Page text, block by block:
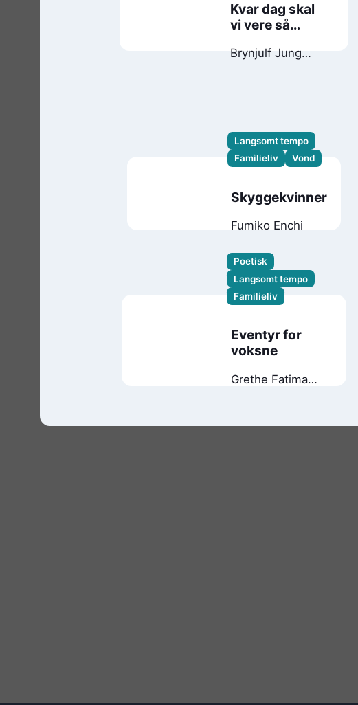
Kvar dag skal
vi vere så
Brynjulf Jung
Langsomt tempo
Familieliv
Vond
Skyggekvinner
Fumiko Enchi
Poetisk
Langsomt tempo
Familieliv
Eventyr for
voksne
Grethe Fatima